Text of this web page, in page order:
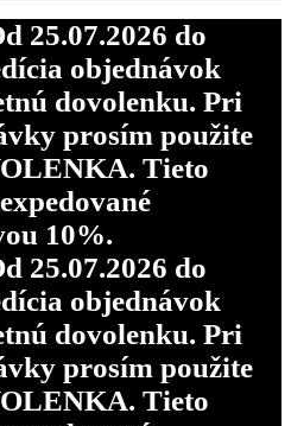
25.07.2026 do
objednávok
dovolenku. Pri
prosím použite
Tieto
10%.
25.07.2026 do
objednávok
dovolenku. Pri
prosím použite
Tieto